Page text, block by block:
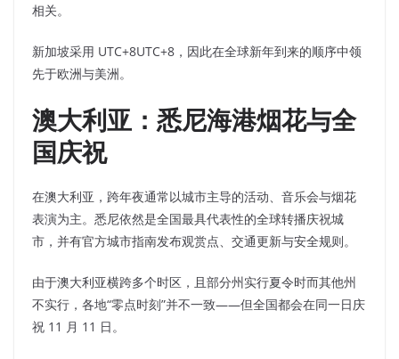
相关。
新加坡采用 UTC+8UTC+8，因此在全球新年到来的顺序中领
先于欧洲与美洲。
澳大利亚：悉尼海港烟花与全
国庆祝
在澳大利亚，跨年夜通常以城市主导的活动、音乐会与烟花
表演为主。悉尼依然是全国最具代表性的全球转播庆祝城
市，并有官方城市指南发布观赏点、交通更新与安全规则。
由于澳大利亚横跨多个时区，且部分州实行夏令时而其他州
不实行，各地“零点时刻”并不一致——但全国都会在同一日庆
祝 11 月 11 日。